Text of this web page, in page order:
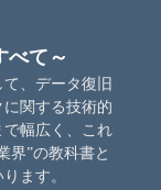
べて～
、データ復旧
関する技術的
幅広く、これ
界”の教科書と
ます。